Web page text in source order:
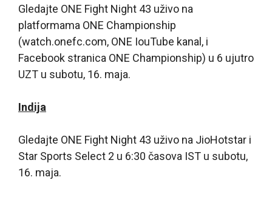
Gledajte ONE Fight Night 43 uživo na
platformama ONE Championship
(watch.onefc.com, ONE IouTube kanal, i
Facebook stranica ONE Championship) u 6 ujutro
UZT u subotu, 16. maja.
Indija
Gledajte ONE Fight Night 43 uživo na JioHotstar i
Star Sports Select 2 u 6:30 časova IST u subotu,
16. maja.